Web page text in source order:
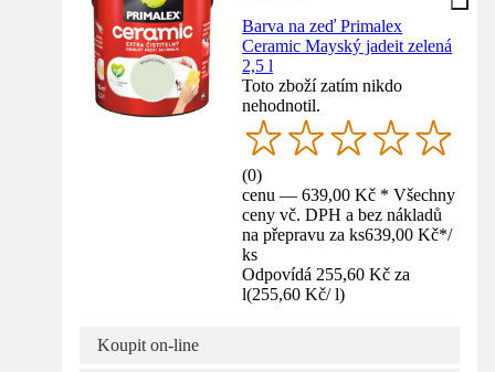
Barva na zeď Primalex
Ceramic Mayský jadeit zelená
2,5 l
Toto zboží zatím nikdo
nehodnotil.
(0)
cenu — 639,00 Kč * Všechny
ceny vč. DPH a bez nákladů
na přepravu za ks639,00 Kč*/
ks
Odpovídá 255,60 Kč za
l(255,60 Kč/ l)
Koupit on-line